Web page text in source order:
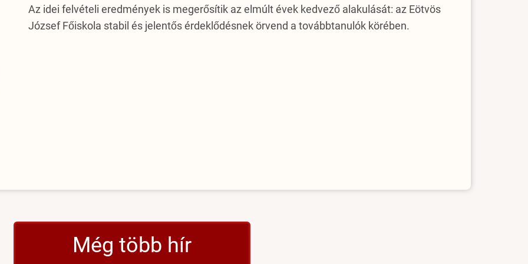
Az idei felvételi eredmények is megerősítik az elmúlt évek kedvező alakulását: az Eötvös
József Főiskola stabil és jelentős érdeklődésnek örvend a továbbtanulók körében.
Még több hír